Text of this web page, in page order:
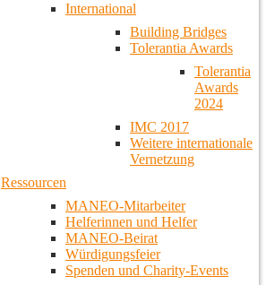
International
Building Bridges
Tolerantia Awards
Tolerantia
Awards
2024
IMC 2017
Weitere internationale
Vernetzung
Ressourcen
MANEO-Mitarbeiter
Helferinnen und Helfer
MANEO-Beirat
Würdigungsfeier
Spenden und Charity-Events